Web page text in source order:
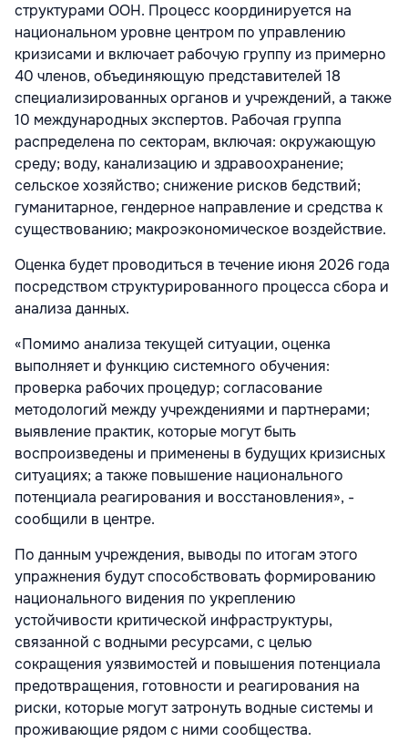
структурами ООН. Процесс координируется на
национальном уровне центром по управлению
кризисами и включает рабочую группу из примерно
40 членов, объединяющую представителей 18
специализированных органов и учреждений, а также
10 международных экспертов. Рабочая группа
распределена по секторам, включая: окружающую
среду; воду, канализацию и здравоохранение;
сельское хозяйство; снижение рисков бедствий;
гуманитарное, гендерное направление и средства к
существованию; макроэкономическое воздействие.
Оценка будет проводиться в течение июня 2026 года
посредством структурированного процесса сбора и
анализа данных.
«Помимо анализа текущей ситуации, оценка
выполняет и функцию системного обучения:
проверка рабочих процедур; согласование
методологий между учреждениями и партнерами;
выявление практик, которые могут быть
воспроизведены и применены в будущих кризисных
ситуациях; а также повышение национального
потенциала реагирования и восстановления», -
сообщили в центре.
По данным учреждения, выводы по итогам этого
упражнения будут способствовать формированию
национального видения по укреплению
устойчивости критической инфраструктуры,
связанной с водными ресурсами, с целью
сокращения уязвимостей и повышения потенциала
предотвращения, готовности и реагирования на
риски, которые могут затронуть водные системы и
проживающие рядом с ними сообщества.